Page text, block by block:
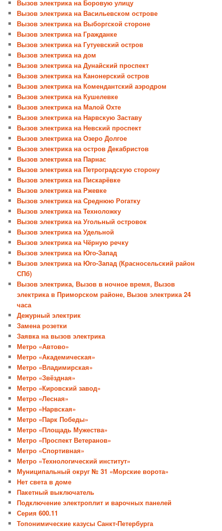
Вызов электрика на Боровую улицу
Вызов электрика на Васильевском острове
Вызов электрика на Выборгской стороне
Вызов электрика на Гражданке
Вызов электрика на Гутуевский остров
Вызов электрика на дом
Вызов электрика на Дунайский проспект
Вызов электрика на Канонерский остров
Вызов электрика на Комендантский аэродром
Вызов электрика на Кушелевке
Вызов электрика на Малой Охте
Вызов электрика на Нарвскую Заставу
Вызов электрика на Невский проспект
Вызов электрика на Озеро Долгое
Вызов электрика на остров Декабристов
Вызов электрика на Парнас
Вызов электрика на Петроградскую сторону
Вызов электрика на Пискарёвке
Вызов электрика на Ржевке
Вызов электрика на Среднюю Рогатку
Вызов электрика на Техноложку
Вызов электрика на Угольный островок
Вызов электрика на Удельной
Вызов электрика на Чёрную речку
Вызов электрика на Юго-Запад
Вызов электрика на Юго-Запад (Красносельский район
СПб)
Вызов электрика, Вызов в ночное время, Вызов
электрика в Приморском районе, Вызов электрика 24
часа
Дежурный электрик
Замена розетки
Заявка на вызов электрика
Метро «Автово»
Метро «Академическая»
Метро «Владимирская»
Метро «Звёздная»
Метро «Кировский завод»
Метро «Лесная»
Метро «Нарвская»
Метро «Парк Победы»
Метро «Площадь Мужества»
Метро «Проспект Ветеранов»
Метро «Спортивная»
Метро «Технологический институт»
Муниципальный округ № 31 «Морские ворота»
Нет света в доме
Пакетный выключатель
Подключение электроплит и варочных панелей
Серия 600.11
Топонимические казусы Санкт-Петербурга